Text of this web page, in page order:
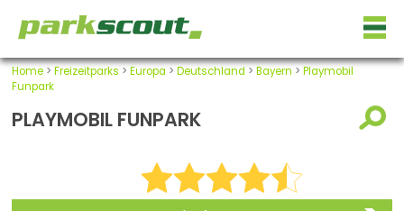
Home> Freizeitparks > Europa > Deutschland > Bayern > Playmobil
Funpark
PLAYMOBIL FUNPARK